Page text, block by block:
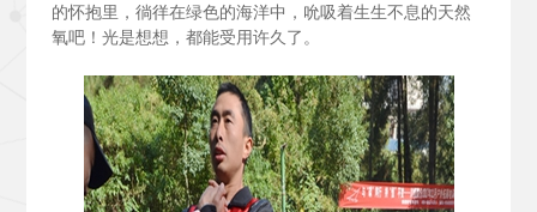
的怀抱里，徜徉在绿色的海洋中，吮吸着生生不息的天然
氧吧！光是想想，都能受用许久了。